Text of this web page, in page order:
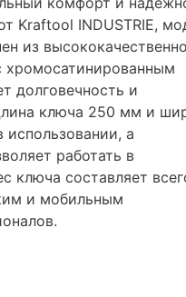
Kraftool INDUSTRIE,
из
долговечность и
ключа 250 мм и
а
работать в
ключа составляет
и мобильным